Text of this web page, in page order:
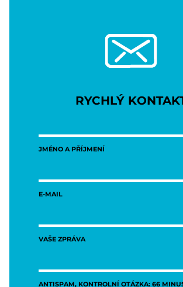
RYCHLÝ
JMÉNO A PŘÍJMENÍ
E-MAIL
VAŠE ZPRÁVA
ANTISPAM, KONTROLNÍ OTÁZKA: 66